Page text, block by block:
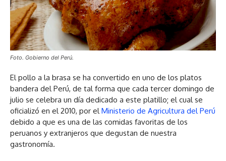
Foto. Gobierno del Perú.
El pollo a la brasa se ha convertido en uno de los platos
bandera del Perú, de tal forma que cada tercer domingo de
julio se celebra un día dedicado a este platillo; el cual se
oficializó en el 2010, por elMinisterio de Agricultura del Perú
debido a que es una de las comidas favoritas de los
peruanos y extranjeros que degustan de nuestra
gastronomía.